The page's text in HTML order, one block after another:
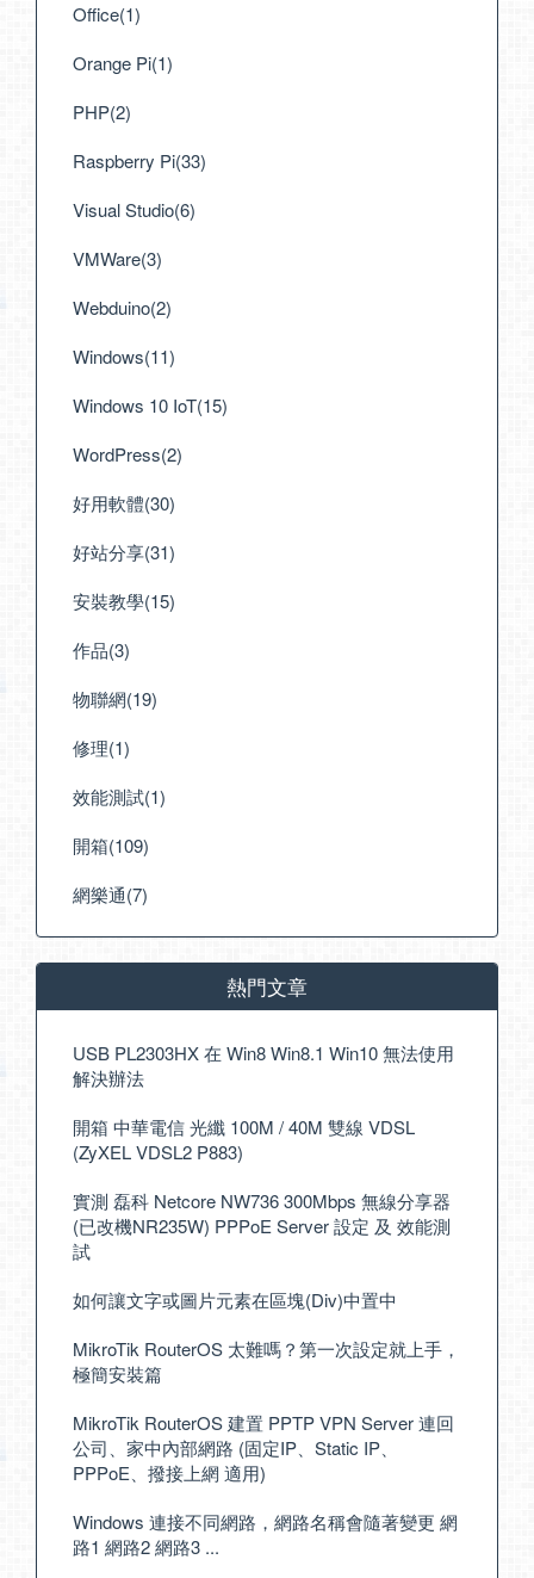
Office(1)
Orange Pi(1)
PHP(2)
Raspberry Pi(33)
Visual Studio(6)
VMWare(3)
Webduino(2)
Windows(11)
Windows 10 IoT(15)
WordPress(2)
好用軟體(30)
好站分享(31)
安裝教學(15)
作品(3)
物聯網(19)
修理(1)
效能測試(1)
開箱(109)
網樂通(7)
熱門文章
USB PL2303HX 在 Win8 Win8.1 Win10 無法使用
解決辦法
開箱 中華電信 光纖 100M / 40M 雙線 VDSL
(ZyXEL VDSL2 P883)
實測 磊科 Netcore NW736 300Mbps 無線分享器
(已改機NR235W) PPPoE Server 設定 及 效能測
試
如何讓文字或圖片元素在區塊(Div)中置中
MikroTik RouterOS 太難嗎？第一次設定就上手，
極簡安裝篇
MikroTik RouterOS 建置 PPTP VPN Server 連回
公司、家中內部網路 (固定IP、Static IP、
PPPoE、撥接上網 適用)
Windows 連接不同網路，網路名稱會隨著變更 網
路1 網路2 網路3 ...